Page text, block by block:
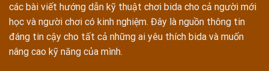
các bài viết hướng dẫn kỹ thuật chơi bida cho cả người mới
học và người chơi có kinh nghiệm. Đây là nguồn thông tin
đáng tin cậy cho tất cả những ai yêu thích bida và muốn
nâng cao kỹ năng của mình.